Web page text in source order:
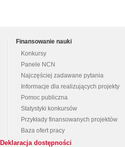
Finansowanie nauki
Konkursy
Panele NCN
Najczęściej zadawane pytania
Informacje dla realizujących projekty
Pomoc publiczna
Statystyki konkursów
Przykłady finansowanych projektów
Baza ofert pracy
Deklaracja dostępności